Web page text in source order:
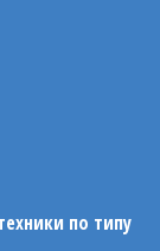
по типу